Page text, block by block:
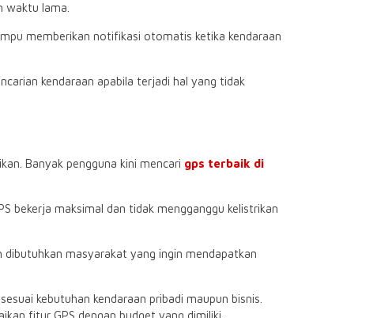
waktu lama.
memberikan notifikasi otomatis ketika kendaraan
kendaraan apabila terjadi hal yang tidak
Banyak pengguna kini mencari gps terbaik di
bekerja maksimal dan tidak mengganggu kelistrikan
dibutuhkan masyarakat yang ingin mendapatkan
kebutuhan kendaraan pribadi maupun bisnis.
fitur GPS dengan budget yang dimiliki.